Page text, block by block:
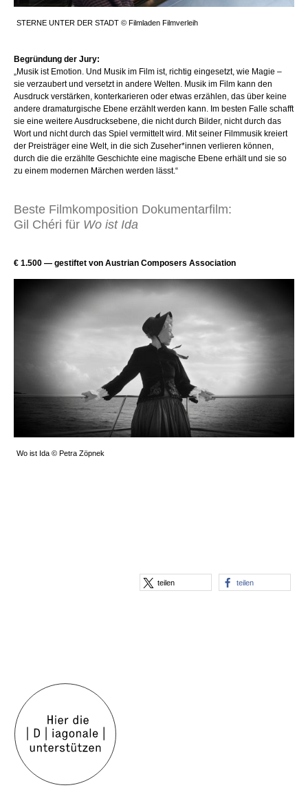
STERNE UNTER DER STADT © Filmladen Filmverleih
Begründung der Jury:
„Musik ist Emotion. Und Musik im Film ist, richtig eingesetzt, wie Magie –
sie verzaubert und versetzt in andere Welten. Musik im Film kann den
Ausdruck verstärken, konterkarieren oder etwas erzählen, das über keine
andere dramaturgische Ebene erzählt werden kann. Im besten Falle schafft
sie eine weitere Ausdrucksebene, die nicht durch Bilder, nicht durch das
Wort und nicht durch das Spiel vermittelt wird. Mit seiner Filmmusik kreiert
der Preisträger eine Welt, in die sich Zuseher*innen verlieren können,
durch die die erzählte Geschichte eine magische Ebene erhält und sie so
zu einem modernen Märchen werden lässt.“
Beste Filmkomposition Dokumentarfilm:
Gil Chéri für Wo ist Ida
€ 1.500 — gestiftet von Austrian Composers Association
Wo ist Ida © Petra Zöpnek
teilen teilen